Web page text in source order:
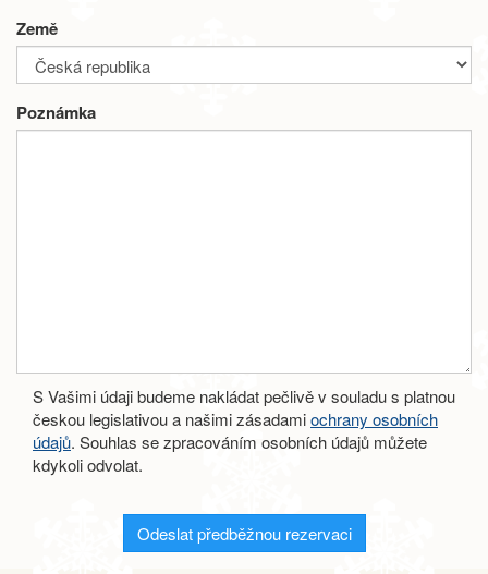
Země
Poznámka
S Vašimi údaji budeme nakládat pečlivě v souladu s platnou
českou legislativou a našimi zásadamiochrany osobních
údajů. Souhlas se zpracováním osobních údajů můžete
kdykoli odvolat.
Odeslat předběžnou rezervaci